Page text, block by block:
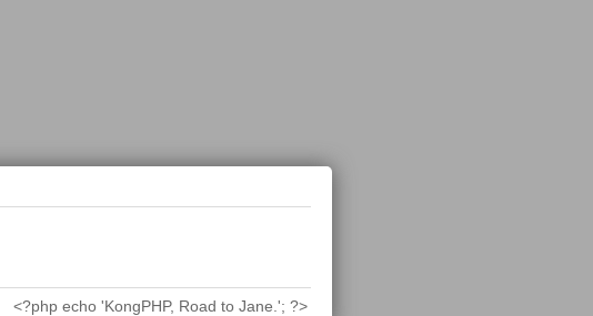
<?php echo 'KongPHP, Road to Jane.'; ?>